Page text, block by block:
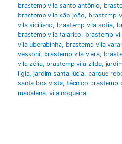
brastemp vila santo antônio,
brastemp vila são joão, brastemp
vila siciliano, brastemp vila sofia,
brastemp vila talarico, brastemp
vila uberabinha, brastemp vila
vessoni, brastemp vila viera,
vila zélia, brastemp vila zilda,
lígia, jardim santa lúcia, parque
santa boa vista, técnico brastemp
madalena, vila nogueira